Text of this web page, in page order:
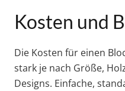
Kosten und
Die Kosten für einen
stark je nach Größe,
Designs. Einfache,